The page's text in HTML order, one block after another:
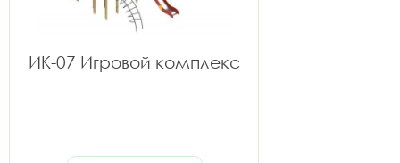
ИК-07 Игровой комплекс